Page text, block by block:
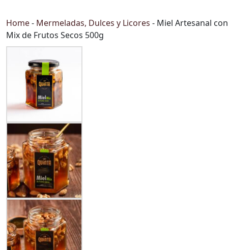
Home- Mermeladas, Dulces y Licores - Miel Artesanal con
Mix de Frutos Secos 500g